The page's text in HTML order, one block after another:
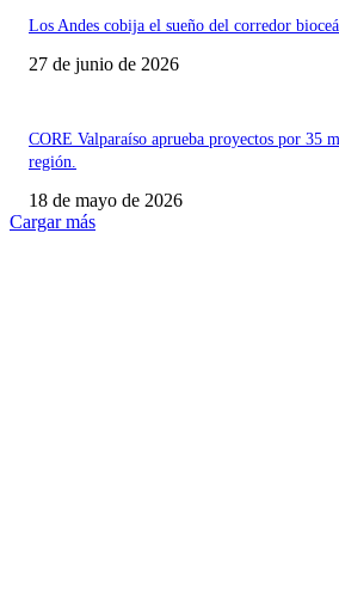
Los Andes cobija el sueño del corredor
27 de junio de 2026
CORE Valparaíso aprueba proyectos por 35
región.
18 de mayo de 2026
Cargar más